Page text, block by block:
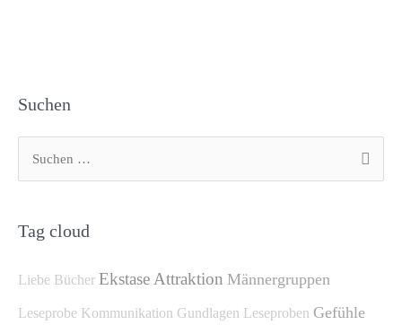
Suchen
h
n
Tag cloud
Liebe Bücher EkstaseAttraktion Männergruppen
Leseprobe Kommunikation Gundlagen Leseproben Gefühle